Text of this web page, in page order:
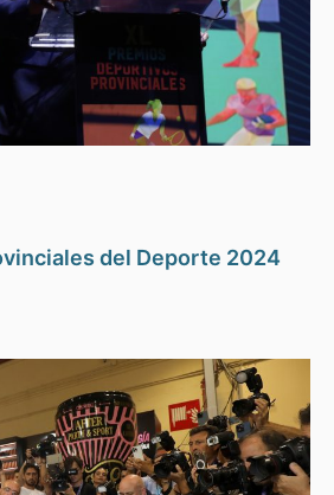
del Deporte 2024